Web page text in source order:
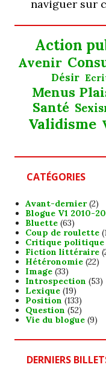
naviguer sur
Action
Avenir
Désir
Menus
Santé
Validisme
CATÉGORIES
Avant-dernier(2)
Blogue V1 2010-
Bluette(63)
Coup de roulette
Critique politique
Fiction littéraire
Hétéronomie(22)
Image(33)
Introspection (53)
Lexique(19)
Position (133)
Question (52)
Vie du blogue(9)
DERNIERS